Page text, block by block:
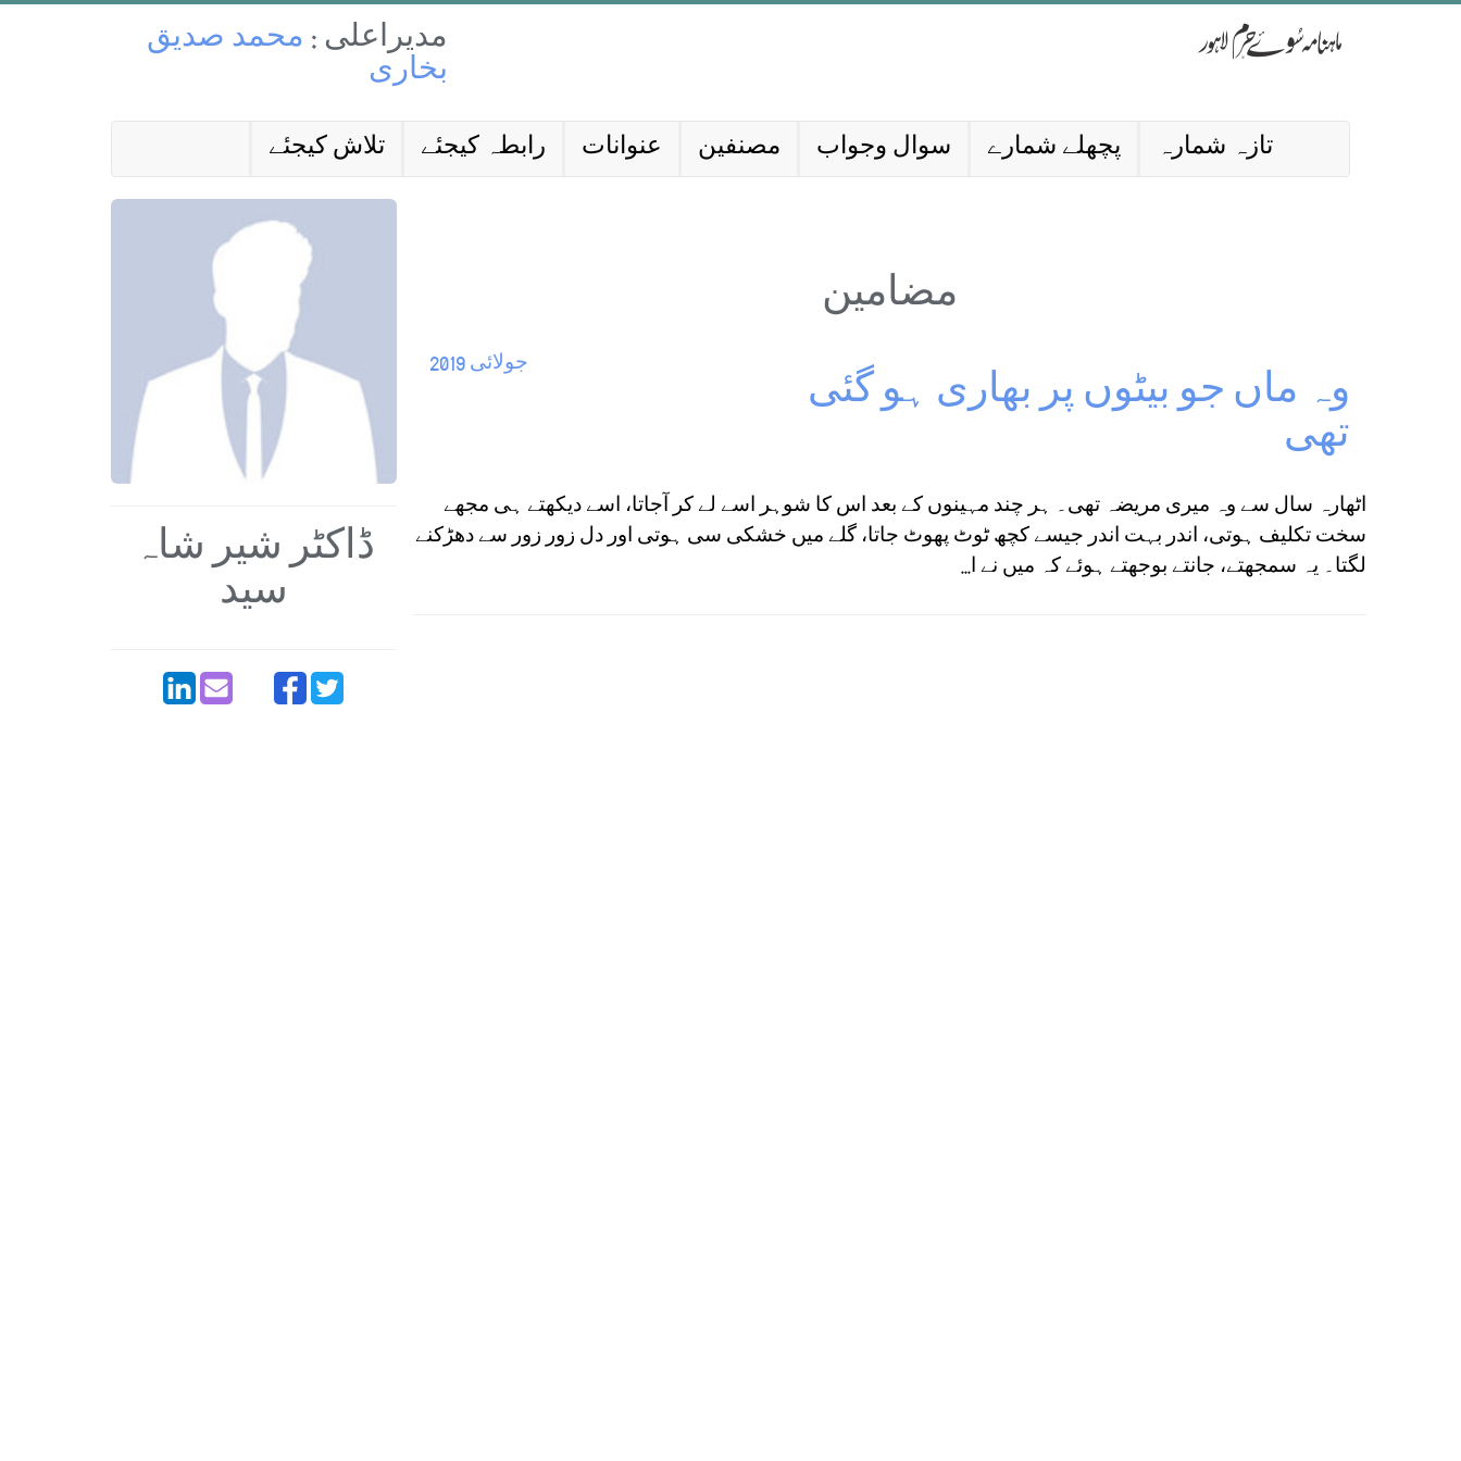
مدیراعلی : محمد صدیق
بخاری
تلاش کیجئے رابطہ کیجئے عنوانات مصنفین سوال وجواب پچھلے شمارے تازہ شمارہ
ڈاکٹر شیر شاہ
سید
مضامین
جولائی 2019
وہ ماں جو بیٹوں پر بھاری ہو گئی
تھی
اٹھارہ سال سے وہ میری مریضہ تھی۔ ہر چند مہینوں کے بعد اس کا شوہر اسے لے کر آجاتا، اسے دیکھتے ہی مجھے
سخت تکلیف ہوتی، اندر بہت اندر جیسے کچھ ٹوٹ پھوٹ جاتا، گلے میں خشکی سی ہوتی اور دل زور زور سے دھڑکنے
لگتا۔ یہ سمجھتے، جانتے بوجھتے ہوئے کہ میں نے ا...